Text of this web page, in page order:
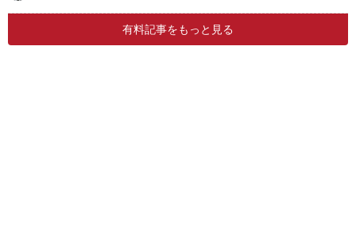
有料記事をもっと見る